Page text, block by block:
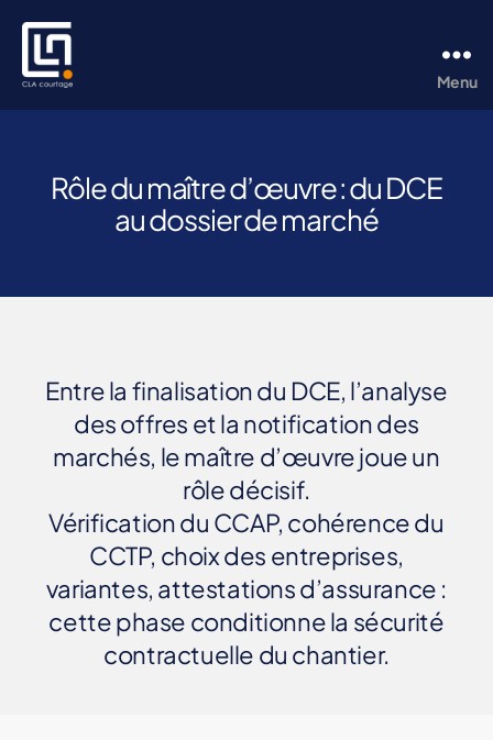
Menu
Catégories
Rôle du maître d’œuvre : du DCE
au dossier de marché
Entre la finalisation du DCE, l’analyse
des offres et la notification des
marchés, le maître d’œuvre joue un
rôle décisif.
Vérification du CCAP, cohérence du
CCTP, choix des entreprises,
variantes, attestations d’assurance :
cette phase conditionne la sécurité
contractuelle du chantier.